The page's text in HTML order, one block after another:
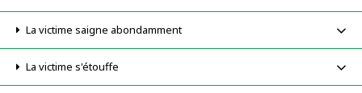
La victime saigne abondamment
La victime s'étouffe